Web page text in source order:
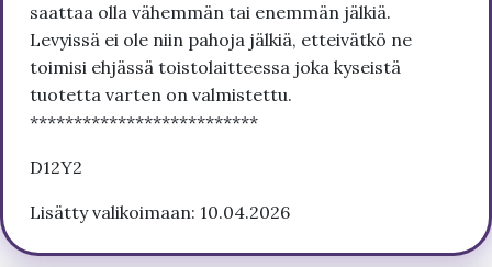
saattaa olla vähemmän tai enemmän jälkiä.
Levyissä ei ole niin pahoja jälkiä, etteivätkö ne
toimisi ehjässä toistolaitteessa joka kyseistä
tuotetta varten on valmistettu.
**************************
D12Y2
Lisätty valikoimaan: 10.04.2026